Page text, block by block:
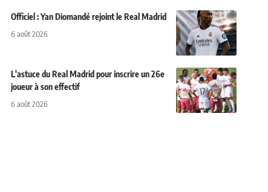
Officiel : Yan Diomandé rejoint le Real Madrid
6 août 2026
L'astuce du Real Madrid pour inscrire un 26e
joueur à son effectif
6 août 2026